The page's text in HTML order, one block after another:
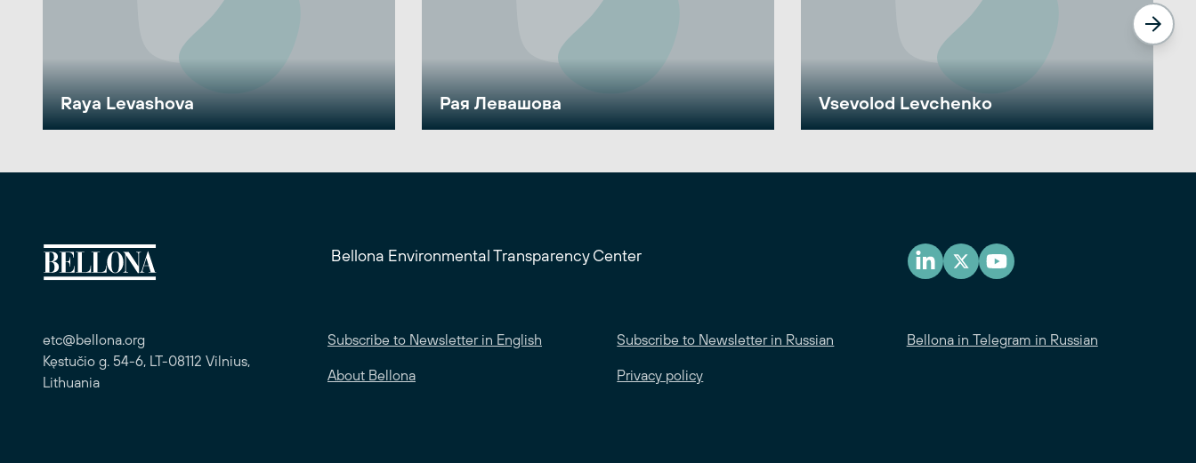
Raya Levashova Рая Левашова Vsevolod Levchenko
Bellona Environmental Transparency Center
etc@bellona.org
Kęstučio g. 54-6, LT-08112 Vilnius,
Lithuania
Subscribe to Newsletter in English Subscribe to Newsletter in Russian Bellona in Telegram in Russian
About Bellona Privacy policy